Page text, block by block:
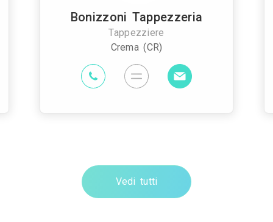
Bonizzoni Tappezzeria
Tappezziere
Crema (CR)
Vedi tutti